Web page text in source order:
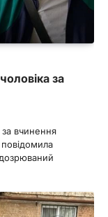
за
вчинення